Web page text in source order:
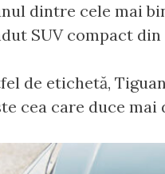
dintre cele mai
SUV compact
de etichetă,
cea care duce